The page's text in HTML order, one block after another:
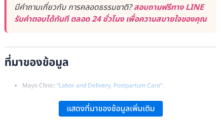
มีคำถามเกี่ยวกับ การคลอดธรรมชาติ?สอบถามฟรีทาง LINE
รับคำตอบได้ทันที ตลอด 24 ชั่วโมง เพื่อความสบายใจของคุณ
ที่มาของข้อมูล
Mayo Clinic: “Labor and Delivery, Postpartum Care”.
Healthline Editorial Team:“What to Expect During a Vaginal Delivery”
แสดงที่มาของข้อมูลเพิ่มเติม